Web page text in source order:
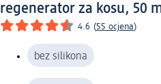
regenerator za kosu, 50
4.6 (55 ocjena)
bez silikona